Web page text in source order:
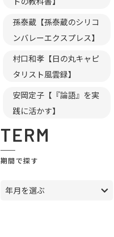
孫泰蔵【孫泰蔵のシリコ
ンバレーエクスプレス】
村口和孝【日の丸キャピ
タリスト風雲録】
安岡定子【『論語』を実
践に活かす】
TERM
期間で探す
年月を選ぶ